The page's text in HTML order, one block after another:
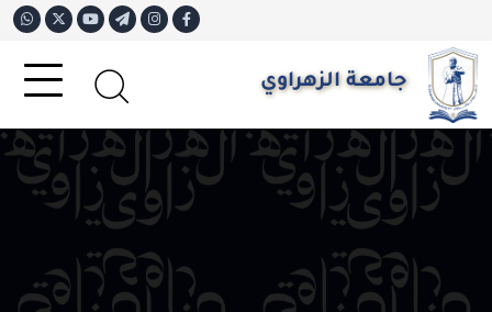
جامعة الزهراوي